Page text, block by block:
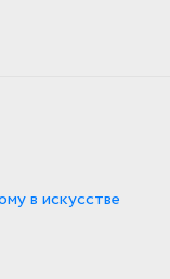
в искусстве